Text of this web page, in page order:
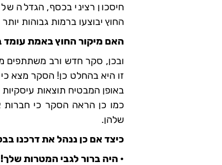
חיסכון רציני בכסף, הגדלה
החוץ יבוצעו ברמות גבוהות
האם מיקור החוץ באמת עומד
זו היא בהחלט כן! הסקר מצא כי
באופן המבטיח תוצאות
כמו כן הראה הסקר כי חברות
שלהן.
כיצד אם כן ננהל את דרכנו
• היה ברור לגבי המטרות שלך!